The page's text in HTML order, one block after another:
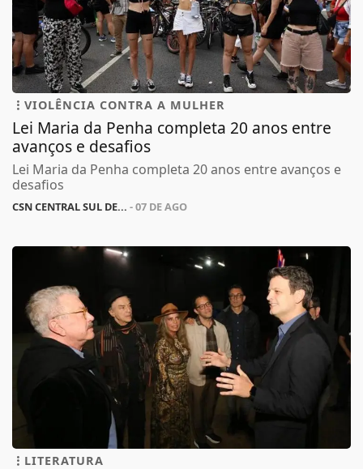
VIOLÊNCIA CONTRA A MULHER
Lei Maria da Penha completa 20 anos entre
avanços e desafios
Lei Maria da Penha completa 20 anos entre avanços e
desafios
CSN CENTRAL SUL DE... - 07 DE AGO
LITERATURA